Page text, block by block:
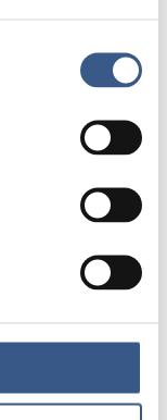
with third